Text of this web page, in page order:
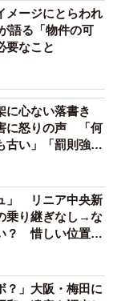
メージにとらわれ
語る「物件の可
要なこと
に心ない落書き
に怒りの声 「何
古い」「罰則強化
」 リニア中央新
乗り継ぎなし→な
？ 惜しい位置関
？」大阪・梅田に